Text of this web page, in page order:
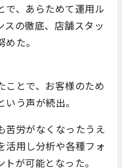
で、あらためて運用ル
スの徹底、店舗スタッ
た。
ことで、お客様のため
う声が続出。
苦労がなくなったうえ
活用し分析や各種フォ
が可能となった。